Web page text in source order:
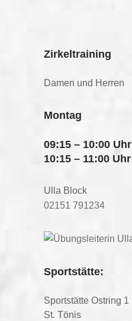
Zirkeltraining
Damen und Herren
Montag
09:15 – 10:00 Uhr
10:15 – 11:00 Uhr
Ulla Block
02151 791234
Sportstätte:
Sportstätte Ostring 1
St. Tönis